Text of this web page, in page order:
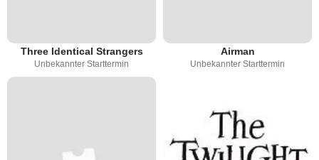
Three Identical Strangers
Unbekannter Starttermin
Airman
Unbekannter Starttermin